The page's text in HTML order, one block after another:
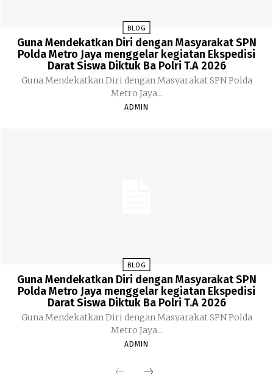
BLOG
Guna Mendekatkan Diri dengan Masyarakat SPN
Polda Metro Jaya menggelar kegiatan Ekspedisi
Darat Siswa Diktuk Ba Polri T.A 2026
Guna Mendekatkan Diri dengan Masyarakat SPN Polda
Metro Jaya...
ADMIN
BLOG
Guna Mendekatkan Diri dengan Masyarakat SPN
Polda Metro Jaya menggelar kegiatan Ekspedisi
Darat Siswa Diktuk Ba Polri T.A 2026
Guna Mendekatkan Diri dengan Masyarakat SPN Polda
Metro Jaya...
ADMIN